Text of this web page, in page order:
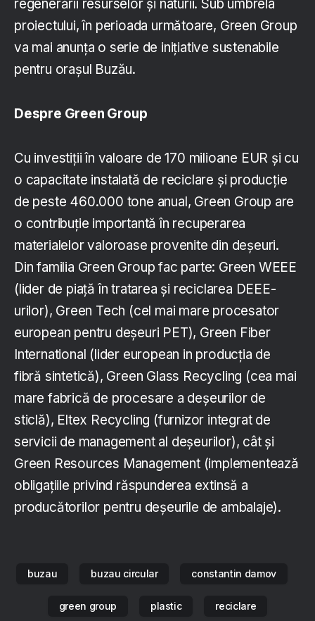
regenerării resurselor și naturii. Sub umbrela
proiectului, în perioada următoare, Green Group
va mai anunța o serie de inițiative sustenabile
pentru orașul Buzău.
Despre Green Group
Cu investiții în valoare de 170 milioane EUR și cu
o capacitate instalată de reciclare și producție
de peste 460.000 tone anual, Green Group are
o contribuție importantă în recuperarea
materialelor valoroase provenite din deșeuri.
Din familia Green Group fac parte: Green WEEE
(lider de piaţă în tratarea şi reciclarea DEEE-
urilor), Green Tech (cel mai mare procesator
european pentru deşeuri PET), Green Fiber
International (lider european in producţia de
fibră sintetică), Green Glass Recycling (cea mai
mare fabrică de procesare a deşeurilor de
sticlă), Eltex Recycling (furnizor integrat de
servicii de management al deşeurilor), cât și
Green Resources Management (implementează
obligațiile privind răspunderea extinsă a
producătorilor pentru deșeurile de ambalaje).
buzau buzau circular constantin damov
green group plastic reciclare